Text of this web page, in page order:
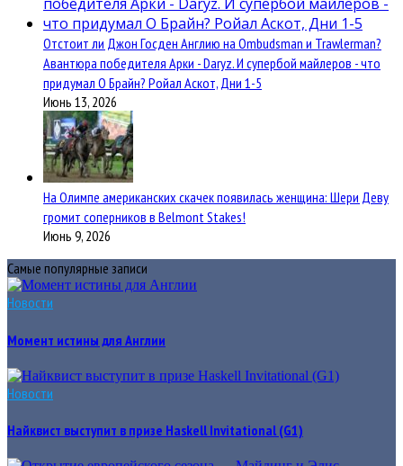
Отстоит ли Джон Госден Англию на Ombudsman и Trawlerman?
Авантюра победителя Арки - Daryz. И супербой майлеров - что
придумал О Брайн? Ройал Аскот, Дни 1-5
Июнь 13, 2026
На Олимпе американских скачек появилась женщина: Шери Деву
громит соперников в Belmont Stakes!
Июнь 9, 2026
Самые популярные записи
Новости
Момент истины для Англии
Новости
Найквист выступит в призе Haskell Invitational (G1)